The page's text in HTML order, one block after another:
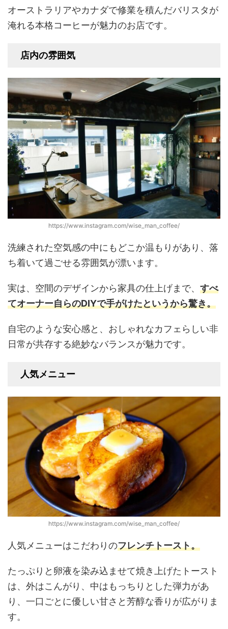
オーストラリアやカナダで修業を積んだバリスタが
淹れる本格コーヒーが魅力のお店です。
店内の雰囲気
https://www.instagram.com/wise_man_coffee/
洗練された空気感の中にもどこか温もりがあり、落
ち着いて過ごせる雰囲気が漂います。
実は、空間のデザインから家具の仕上げまで、 すべ
てオーナー自らのDIYで手がけたというから驚き。
自宅のような安心感と、おしゃれなカフェらしい非
日常が共存する絶妙なバランスが魅力です。
人気メニュー
https://www.instagram.com/wise_man_coffee/
人気メニューはこだわりのフレンチトースト。
たっぷりと卵液を染み込ませて焼き上げたトースト
は、外はこんがり、中はもっちりとした弾力があ
り、一口ごとに優しい甘さと芳醇な香りが広がりま
す。